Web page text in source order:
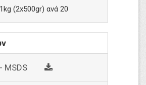
1kg (2x500gr) ανά 20
MSDS social